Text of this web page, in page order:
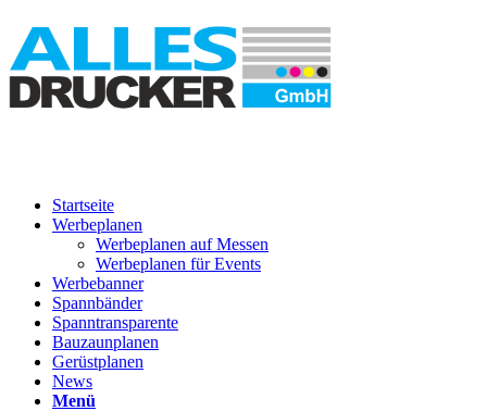
Startseite
Werbeplanen
Werbeplanen auf Messen
Werbeplanen für Events
Werbebanner
Spannbänder
Spanntransparente
Bauzaunplanen
Gerüstplanen
News
Menü